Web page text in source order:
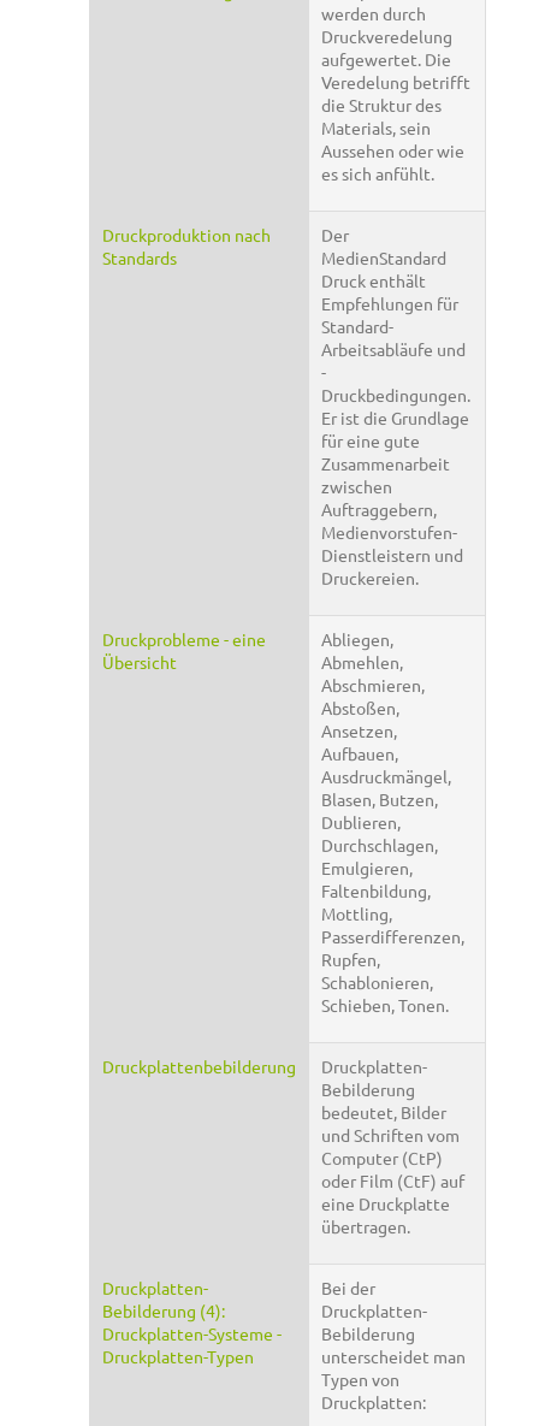
werden durch
Druckveredelung
aufgewertet. Die
Veredelung betrifft
die Struktur des
Materials, sein
Aussehen oder wie
es sich anfühlt.
Druckproduktion nach
Standards
Der
MedienStandard
Druck enthält
Empfehlungen für
Standard-
Arbeitsabläufe und
-
Druckbedingungen.
Er ist die Grundlage
für eine gute
Zusammenarbeit
zwischen
Auftraggebern,
Medienvorstufen-
Dienstleistern und
Druckereien.
Druckprobleme - eine
Übersicht
Abliegen,
Abmehlen,
Abschmieren,
Abstoßen,
Ansetzen,
Aufbauen,
Ausdruckmängel,
Blasen, Butzen,
Dublieren,
Durchschlagen,
Emulgieren,
Faltenbildung,
Mottling,
Passerdifferenzen,
Rupfen,
Schablonieren,
Schieben, Tonen.
Druckplattenbebilderung
Druckplatten-
Bebilderung
bedeutet, Bilder
und Schriften vom
Computer (CtP)
oder Film (CtF) auf
eine Druckplatte
übertragen.
Druckplatten-
Bebilderung (4):
Druckplatten-Systeme -
Druckplatten-Typen
Bei der
Druckplatten-
Bebilderung
unterscheidet man
Typen von
Druckplatten: